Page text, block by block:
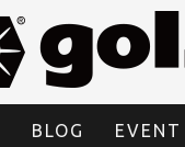
BLOG EVENT